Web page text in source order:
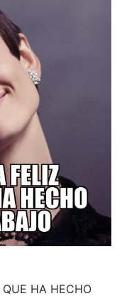
QUE HA HECHO